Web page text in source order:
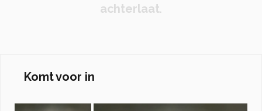
achterlaat.
Komt voor in